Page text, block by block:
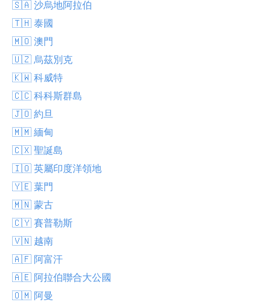
🇸🇦 沙烏地阿拉伯
🇹🇭 泰國
🇲🇴 澳門
🇺🇿 烏茲別克
🇰🇼 科威特
🇨🇨 科科斯群島
🇯🇴 約旦
🇲🇲 緬甸
🇨🇽 聖誕島
🇮🇴 英屬印度洋領地
🇾🇪 葉門
🇲🇳 蒙古
🇨🇾 賽普勒斯
🇻🇳 越南
🇦🇫 阿富汗
🇦🇪 阿拉伯聯合大公國
🇴🇲 阿曼